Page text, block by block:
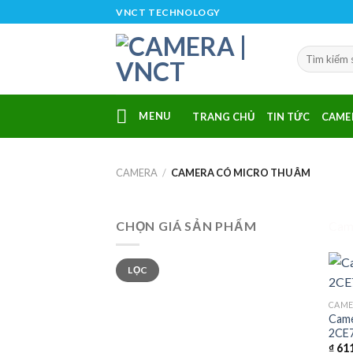
to
VNCT TECHNOLOGY
MENU TRANG CHỦ TIN TỨC
CAMERA / CAMERA CÓ MICRO THU ÂM
CHỌN GIÁ SẢN PHẨM
Giá
tối
thiểu
Giá
tối
đa
LỌC
₫